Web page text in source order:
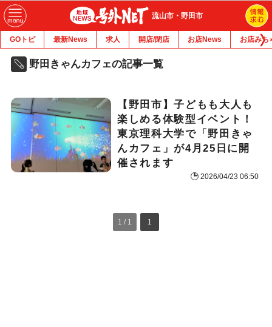
流山市・野田市
GOトピ 最新News 求人 開店/閉店 お店News お店みち
野田きゃんカフェの記事一覧
【野田市】子どもも大人も
楽しめる体験型イベント！
東京理科大学で「野田きゃ
んカフェ」が4月25日に開
催されます
2026/04/23 06:50
1 / 1 1